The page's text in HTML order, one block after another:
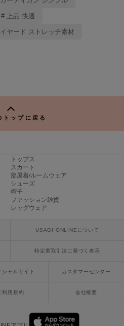
# 上品 快適
ヤード ストレッチ素材
トップに戻る
トップス
スカート
部屋着/ルームウェア
シューズ
帽子
ファッション雑貨
レッグウェア
USAGI ONLINEについて
特定商取引法に基づく表示
シャルサイト カスタマーセンター
利用規約 会社概要